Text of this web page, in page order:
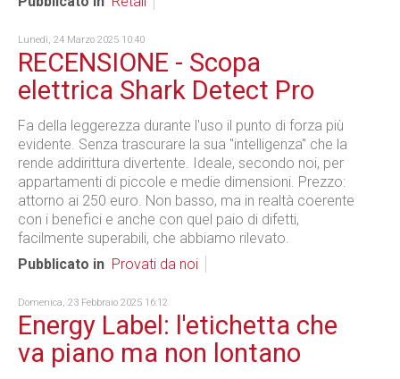
Lunedì, 24 Marzo 2025 10:40
RECENSIONE - Scopa
elettrica Shark Detect Pro
Fa della leggerezza durante l'uso il punto di forza più
evidente. Senza trascurare la sua "intelligenza" che la
rende addirittura divertente. Ideale, secondo noi, per
appartamenti di piccole e medie dimensioni. Prezzo:
attorno ai 250 euro. Non basso, ma in realtà coerente
con i benefici e anche con quel paio di difetti,
facilmente superabili, che abbiamo rilevato.
Pubblicato in Provati da noi
Domenica, 23 Febbraio 2025 16:12
Energy Label: l'etichetta che
va piano ma non lontano